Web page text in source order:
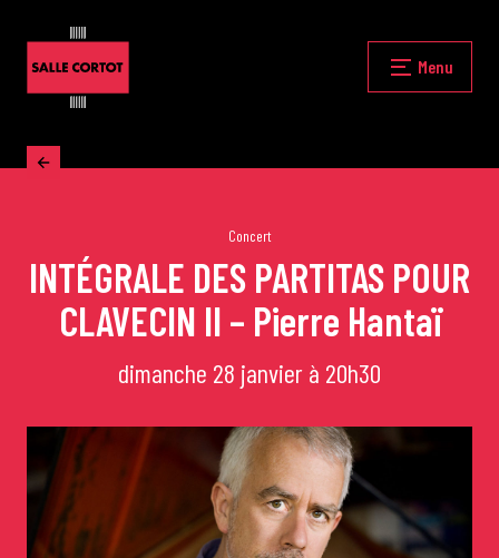
Fermer
Accueil
La programmation
Les grands concerts
Les Masterclasses
Les Rencontres Musicales
de Cortot
Menu
Concert
INTÉGRALE DES PARTITAS POUR
CLAVECIN II – Pierre Hantaï
dimanche 28 janvier à 20h30